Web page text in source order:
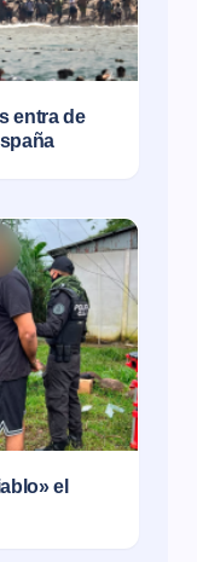
entra de
el